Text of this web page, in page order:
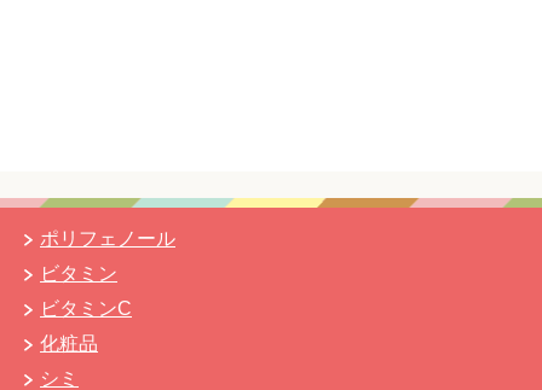
ポリフェノール
ビタミン
ビタミンC
化粧品
シミ